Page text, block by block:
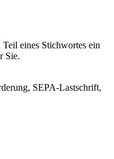
eines Stichwortes ein
Sie.
SEPA-Lastschrift,